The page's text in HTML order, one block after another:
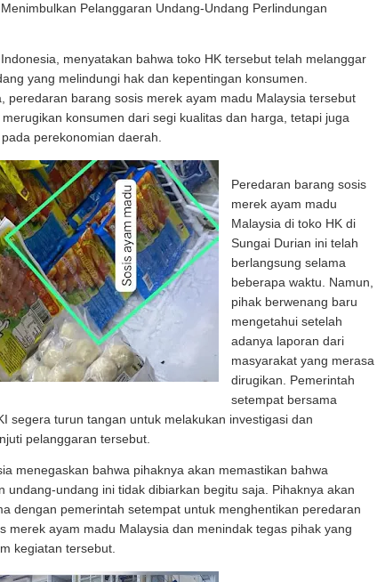
Pelanggaran Undang-Undang Perlindungan
menyatakan bahwa toko HK tersebut telah melanggar
yang melindungi hak dan kepentingan konsumen.
peredaran barang sosis merek ayam madu Malaysia tersebut
konsumen dari segi kualitas dan harga, tetapi juga
perekonomian daerah.
Peredaran barang sosis
merek ayam madu
Malaysia di toko HK di
Sungai Durian ini telah
berlangsung selama
beberapa waktu. Namun,
pihak berwenang baru
mengetahui setelah
adanya laporan dari
masyarakat yang merasa
dirugikan. Pemerintah
setempat bersama
segera turun tangan untuk melakukan investigasi dan
pelanggaran tersebut.
menegaskan bahwa pihaknya akan memastikan bahwa
undang-undang ini tidak dibiarkan begitu saja. Pihaknya akan
dengan pemerintah setempat untuk menghentikan peredaran
merek ayam madu Malaysia dan menindak tegas pihak yang
kegiatan tersebut.